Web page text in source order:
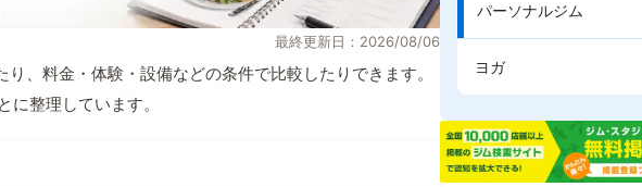
最終更新日：2026/08/06
、料金・体験・設備などの条件で比較したりできます。
整理しています。
パーソナルジム
ヨガ